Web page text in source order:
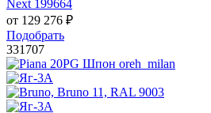
Next 199664
от 129 276 ₽
Подобрать
331707